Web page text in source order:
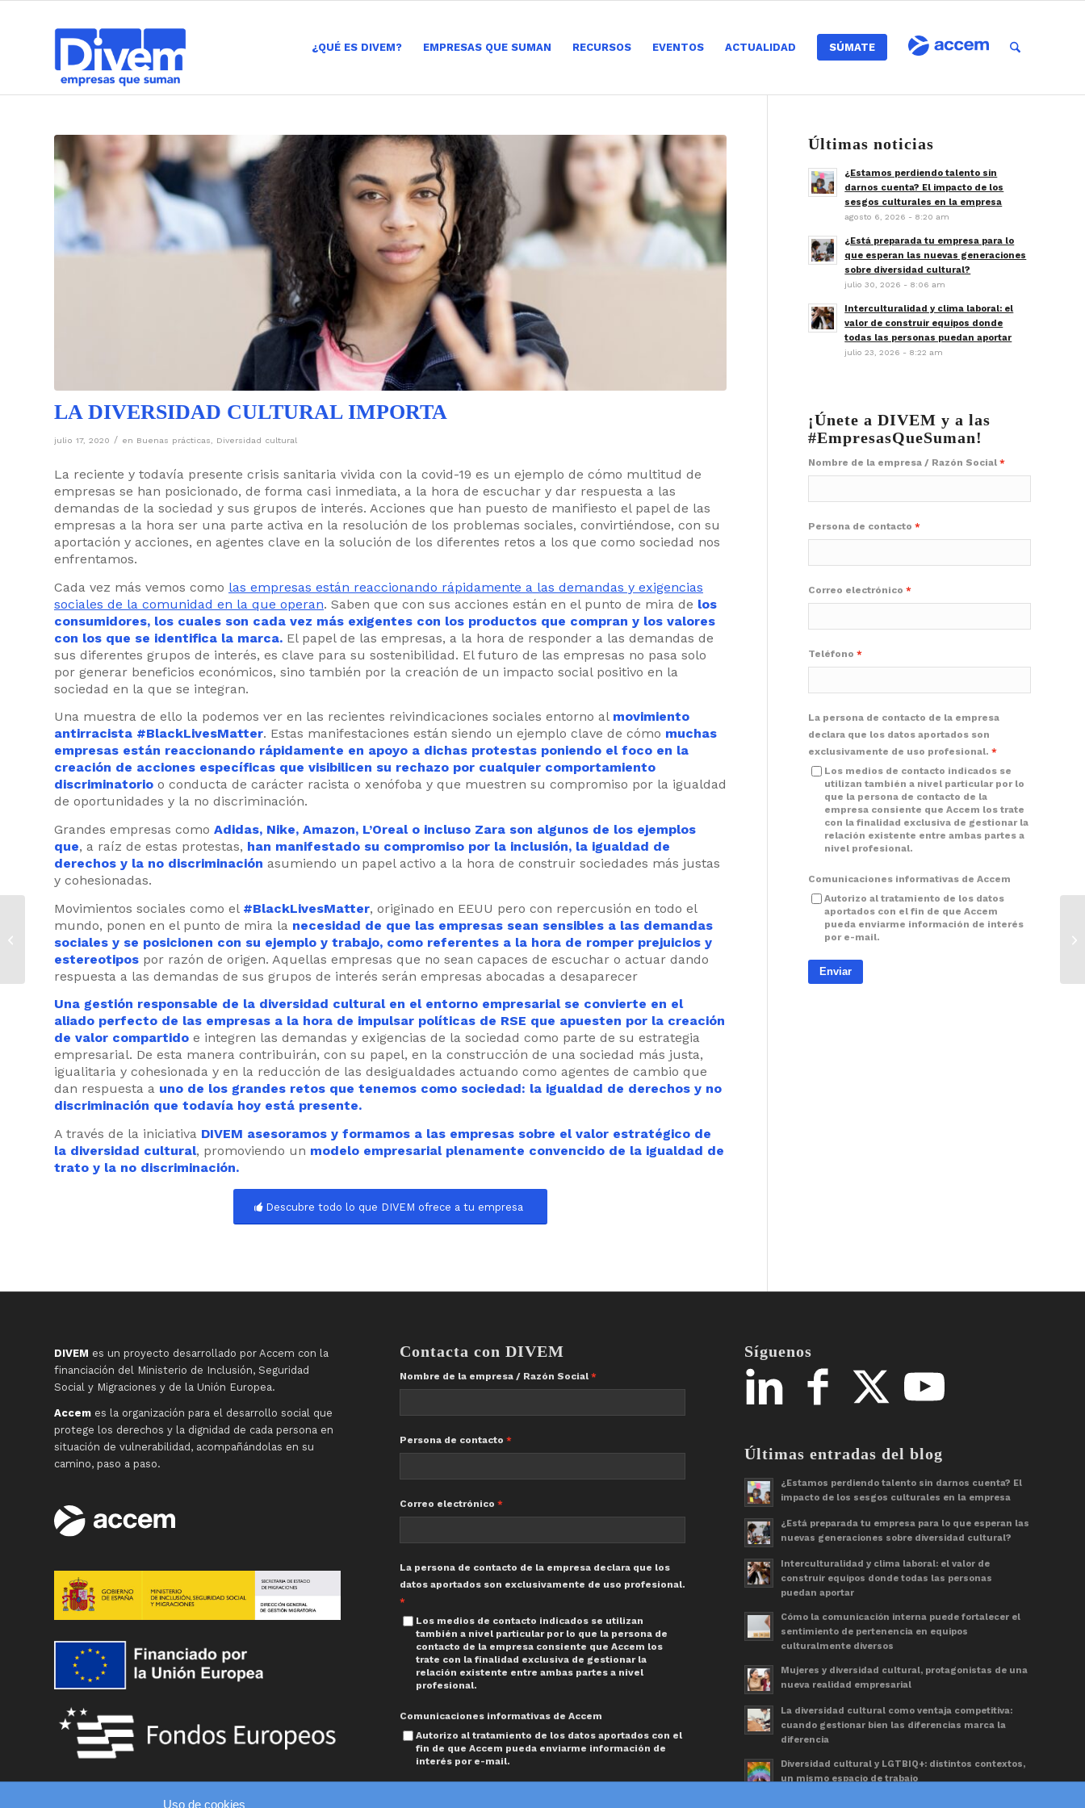
¿QUÉ ES DIVEM? EMPRESAS QUE SUMAN RECURSOS EVENTOS ACTUALIDAD SÚMATE
LA DIVERSIDAD CULTURAL IMPORTA
julio 17, 2020 / en Buenas prácticas Diversidad cultural
La reciente y todavía presente crisis sanitaria vivida con la covid-19 es un ejemplo de cómo multitud de
empresas se han posicionado, de forma casi inmediata, a la hora de escuchar y dar respuesta a las
demandas de la sociedad y sus grupos de interés. Acciones que han puesto de manifiesto el papel de las
empresas a la hora ser una parte activa en la resolución de los problemas sociales, convirtiéndose, con su
aportación y acciones, en agentes clave en la solución de los diferentes retos a los que como sociedad nos
enfrentamos.
Cada vez más vemos como las empresas están reaccionando rápidamente a las demandas y exigencias
sociales de la comunidad en la que operan. Saben que con sus acciones están en el punto de mira de los
consumidores, los cuales son cada vez más exigentes con los productos que compran y los valores
con los que se identifica la marca. El papel de las empresas, a la hora de responder a las demandas de
sus diferentes grupos de interés, es clave para su sostenibilidad. El futuro de las empresas no pasa solo
por generar beneficios económicos, sino también por la creación de un impacto social positivo en la
sociedad en la que se integran.
Una muestra de ello la podemos ver en las recientes reivindicaciones sociales entorno al movimiento
antirracista #BlackLivesMatter. Estas manifestaciones están siendo un ejemplo clave de cómo muchas
empresas están reaccionando rápidamente en apoyo a dichas protestas poniendo el foco en la
creación de acciones específicas que visibilicen su rechazo por cualquier comportamiento
discriminatorio o conducta de carácter racista o xenófoba y que muestren su compromiso por la igualdad
de oportunidades y la no discriminación.
Grandes empresas como Adidas, Nike, Amazon, L’Oreal o incluso Zara son algunos de los ejemplos
que, a raíz de estas protestas, han manifestado su compromiso por la inclusión, la igualdad de
derechos y la no discriminación asumiendo un papel activo a la hora de construir sociedades más justas
y cohesionadas.
Movimientos sociales como el #BlackLivesMatter, originado en EEUU pero con repercusión en todo el
mundo, ponen en el punto de mira la necesidad de que las empresas sean sensibles a las demandas
sociales y se posicionen con su ejemplo y trabajo, como referentes a la hora de romper prejuicios y
estereotipos por razón de origen. Aquellas empresas que no sean capaces de escuchar o actuar dando
respuesta a las demandas de sus grupos de interés serán empresas abocadas a desaparecer
Una gestión responsable de la diversidad cultural en el entorno empresarial se convierte en el
aliado perfecto de las empresas a la hora de impulsar políticas de RSE que apuesten por la creación
de valor compartido e integren las demandas y exigencias de la sociedad como parte de su estrategia
empresarial. De esta manera contribuirán, con su papel, en la construcción de una sociedad más justa,
igualitaria y cohesionada y en la reducción de las desigualdades actuando como agentes de cambio que
dan respuesta a uno de los grandes retos que tenemos como sociedad: la igualdad de derechos y no
discriminación que todavía hoy está presente.
A través de la iniciativa DIVEM asesoramos y formamos a las empresas sobre el valor estratégico de
la diversidad cultural, promoviendo un modelo empresarial plenamente convencido de la igualdad de
trato y la no discriminación.
Descubre todo lo que DIVEM ofrece a tu empresa
Últimas noticias
¿Estamos perdiendo talento sin
darnos cuenta? El impacto de los
sesgos culturales en la empresa
agosto 6, 2026 - 8:20 am
¿Está preparada tu empresa para lo
que esperan las nuevas generaciones
sobre diversidad cultural?
julio 30, 2026 - 8:06 am
Interculturalidad y clima laboral: el
valor de construir equipos donde
todas las personas puedan aportar
julio 23, 2026 - 8:22 am
¡Únete a DIVEM y a las
#EmpresasQueSuman!
Nombre de la empresa / Razón Social
Persona de contacto
Correo electrónico
Teléfono
La persona de contacto de la empresa
declara que los datos aportados son
exclusivamente de uso profesional.
Los medios de contacto indicados se
utilizan también a nivel particular por lo
que la persona de contacto de la
empresa consiente que Accem los trate
con la finalidad exclusiva de gestionar la
relación existente entre ambas partes a
nivel profesional.
Comunicaciones informativas de Accem
Autorizo al tratamiento de los datos
aportados con el fin de que Accem
pueda enviarme información de interés
por e-mail.
Enviar
DIVEM es un proyecto desarrollado por Accem con la
financiación del Ministerio de Inclusión, Seguridad
Social y Migraciones y de la Unión Europea.
Accem es la organización para el desarrollo social que
protege los derechos y la dignidad de cada persona en
situación de vulnerabilidad, acompañándolas en su
camino, paso a paso.
Contacta con DIVEM
Nombre de la empresa / Razón Social
Persona de contacto
Correo electrónico
La persona de contacto de la empresa declara que los
datos aportados son exclusivamente de uso profesional.
Los medios de contacto indicados se utilizan
también a nivel particular por lo que la persona de
contacto de la empresa consiente que Accem los
trate con la finalidad exclusiva de gestionar la
relación existente entre ambas partes a nivel
profesional.
Comunicaciones informativas de Accem
Autorizo al tratamiento de los datos aportados con el
fin de que Accem pueda enviarme información de
interés por e-mail.
Síguenos
Últimas entradas del blog
¿Estamos perdiendo talento sin darnos cuenta? El
impacto de los sesgos culturales en la empresa
¿Está preparada tu empresa para lo que esperan las
nuevas generaciones sobre diversidad cultural?
Interculturalidad y clima laboral: el valor de
construir equipos donde todas las personas
puedan aportar
Cómo la comunicación interna puede fortalecer el
sentimiento de pertenencia en equipos
culturalmente diversos
Mujeres y diversidad cultural, protagonistas de una
nueva realidad empresarial
La diversidad cultural como ventaja competitiva:
cuando gestionar bien las diferencias marca la
diferencia
Diversidad cultural y LGTBIQ+: distintos contextos,
un mismo espacio de trabajo
#MásQueNuncaEmpreXas:
marcar la Casilla de
Empresa Solidaria en el
Impuesto...
Uso de cookies